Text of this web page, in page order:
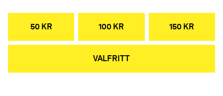
50 KR 100 KR 150 KR
VALFRITT